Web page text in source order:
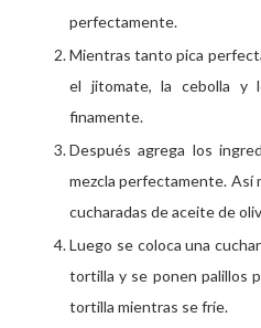
perfectamente.
Mientras tanto pica
el jitomate, la cebolla y
finamente.
Después agrega los
mezcla perfectamente. Así
cucharadas de aceite de
Luego se coloca una
tortilla y se ponen palillos
tortilla mientras se fríe.